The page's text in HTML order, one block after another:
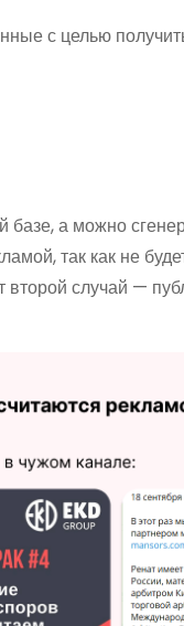
с целью
а можно
так как не
случай —